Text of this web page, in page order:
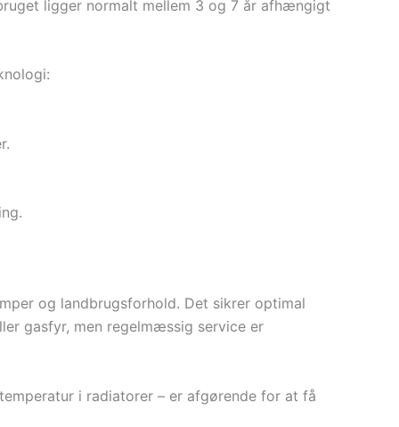
ligger normalt mellem 3 og 7 år afhængigt
og landbrugsforhold. Det sikrer optimal
gasfyr, men regelmæssig service er
i radiatorer – er afgørende for at få